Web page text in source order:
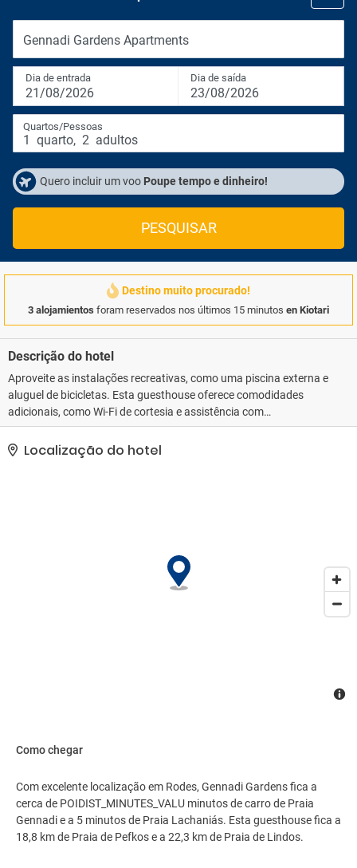
Gennadi Gardens Apartments
Dia de entrada
21/08/2026
Dia de saída
23/08/2026
Quartos/Pessoas
1 quarto, 2 adultos
Quero incluir um voo Poupe tempo e dinheiro!
PESQUISAR
Destino muito procurado!
3 alojamientos foram reservados nos últimos 15 minutos en Kiotari
Descrição do hotel
Aproveite as instalações recreativas, como uma piscina externa e
aluguel de bicicletas. Esta guesthouse oferece comodidades
adicionais, como Wi-Fi de cortesia e assistência com
excursões/ingressos.. As comodidades presentes incluem check-
in expresso, armazenamento para bagagem e lavanderia.
Estacionamento grátis sem manobrista está disponível no local..
Localização do hotel
Como chegar
Com excelente localização em Rodes, Gennadi Gardens fica a
cerca de POIDIST_MINUTES_VALU minutos de carro de Praia
Gennadi e a 5 minutos de Praia Lachaniás. Esta guesthouse fica a
18,8 km de Praia de Pefkos e a 22,3 km de Praia de Lindos.